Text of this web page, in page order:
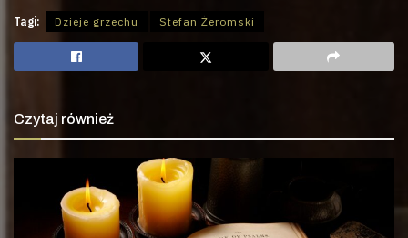
Tagi: Dzieje grzechu Stefan Żeromski
Czytaj również